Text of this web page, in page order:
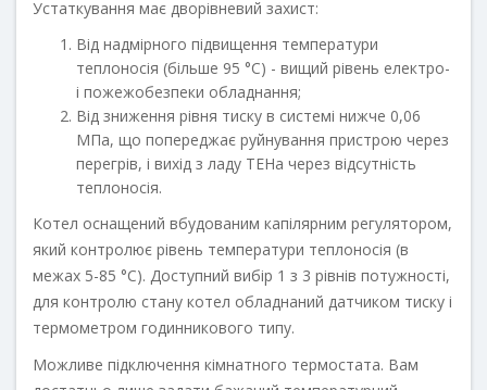
Устаткування має дворівневий захист:
Від надмірного підвищення температури
теплоносія (більше 95 °С) - вищий рівень електро-
і пожежобезпеки обладнання;
Від зниження рівня тиску в системі нижче 0,06
МПа, що попереджає руйнування пристрою через
перегрів, і вихід з ладу ТЕНа через відсутність
теплоносія.
Котел оснащений вбудованим капілярним регулятором,
який контролює рівень температури теплоносія (в
межах 5-85 °С). Доступний вибір 1 з 3 рівнів потужності,
для контролю стану котел обладнаний датчиком тиску і
термометром годинникового типу.
Можливе підключення кімнатного термостата. Вам